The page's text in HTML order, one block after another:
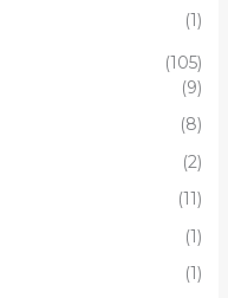
(1)
(105)
(9)
(8)
(2)
(11)
(1)
(1)